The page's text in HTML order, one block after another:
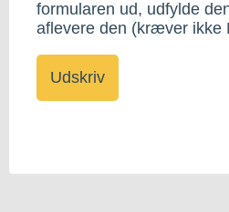
formularen ud, udfylde
aflevere den (kræver ikke